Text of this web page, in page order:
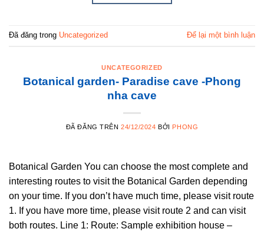
Đã đăng trong Uncategorized Để lại một bình luận
UNCATEGORIZED
Botanical garden- Paradise cave -Phong
nha cave
ĐÃ ĐĂNG TRÊN24/12/2024 BỞI PHONG
Botanical Garden You can choose the most complete and
interesting routes to visit the Botanical Garden depending
on your time. If you don’t have much time, please visit route
1. If you have more time, please visit route 2 and can visit
both routes. Line 1: Route: Sample exhibition house –